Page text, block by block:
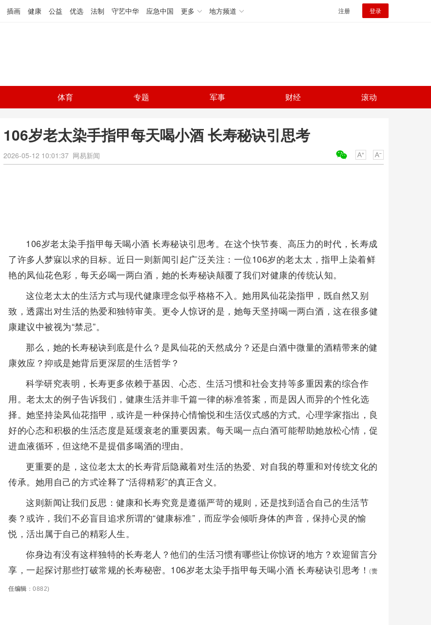
插画 健康 公益 优选 法制 守艺中华 应急中国 更多 地方频道 注册 登录
体育 专题 军事 财经 滚动
106岁老太染手指甲每天喝小酒 长寿秘诀引思考
2026-05-12 10:01:37 网易新闻
106岁老太染手指甲每天喝小酒 长寿秘诀引思考。在这个快节奏、高压力的时代，长寿成
了许多人梦寐以求的目标。近日一则新闻引起广泛关注：一位106岁的老太太，指甲上染着鲜
艳的凤仙花色彩，每天必喝一两白酒，她的长寿秘诀颠覆了我们对健康的传统认知。
这位老太太的生活方式与现代健康理念似乎格格不入。她用凤仙花染指甲，既自然又别
致，透露出对生活的热爱和独特审美。更令人惊讶的是，她每天坚持喝一两白酒，这在很多健
康建议中被视为“禁忌”。
那么，她的长寿秘诀到底是什么？是凤仙花的天然成分？还是白酒中微量的酒精带来的健
康效应？抑或是她背后更深层的生活哲学？
科学研究表明，长寿更多依赖于基因、心态、生活习惯和社会支持等多重因素的综合作
用。老太太的例子告诉我们，健康生活并非千篇一律的标准答案，而是因人而异的个性化选
择。她坚持染凤仙花指甲，或许是一种保持心情愉悦和生活仪式感的方式。心理学家指出，良
好的心态和积极的生活态度是延缓衰老的重要因素。每天喝一点白酒可能帮助她放松心情，促
进血液循环，但这绝不是提倡多喝酒的理由。
更重要的是，这位老太太的长寿背后隐藏着对生活的热爱、对自我的尊重和对传统文化的
传承。她用自己的方式诠释了“活得精彩”的真正含义。
这则新闻让我们反思：健康和长寿究竟是遵循严苛的规则，还是找到适合自己的生活节
奏？或许，我们不必盲目追求所谓的“健康标准”，而应学会倾听身体的声音，保持心灵的愉
悦，活出属于自己的精彩人生。
你身边有没有这样独特的长寿老人？他们的生活习惯有哪些让你惊讶的地方？欢迎留言分
享，一起探讨那些打破常规的长寿秘密。106岁老太染手指甲每天喝小酒 长寿秘诀引思考！ (责
任编辑 ：0882)